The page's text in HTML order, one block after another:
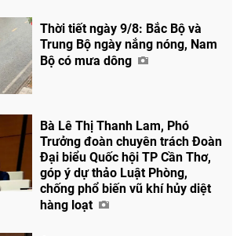
Thời tiết ngày 9/8: Bắc Bộ và
Trung Bộ ngày nắng nóng, Nam
Bộ có mưa dông
Bà Lê Thị Thanh Lam, Phó
Trưởng đoàn chuyên trách Đoàn
Đại biểu Quốc hội TP Cần Thơ,
góp ý dự thảo Luật Phòng,
chống phổ biến vũ khí hủy diệt
hàng loạt